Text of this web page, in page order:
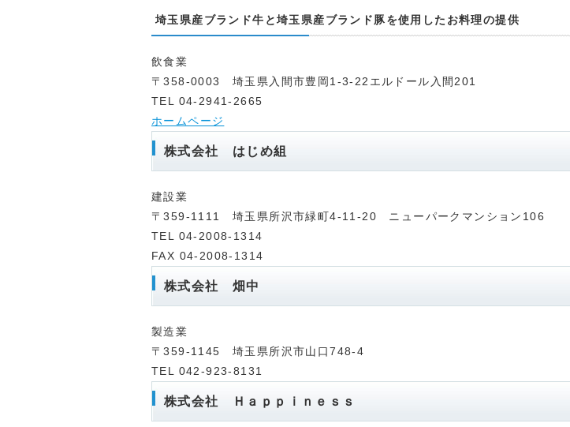
埼玉県産ブランド牛と埼玉県産ブランド豚を使用したお料理の提供
飲食業
〒358-0003 埼玉県入間市豊岡1-3-22エルドール入間201
TEL 04-2941-2665
ホームページ
株式会社 はじめ組
建設業
〒359-1111 埼玉県所沢市緑町4-11-20 ニューパークマンション106
TEL 04-2008-1314
FAX 04-2008-1314
株式会社 畑中
製造業
〒359-1145 埼玉県所沢市山口748-4
TEL 042-923-8131
株式会社 Ｈａｐｐｉｎｅｓｓ